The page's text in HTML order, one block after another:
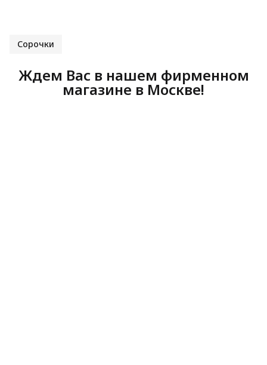
Сорочки
Ждем Вас в нашем фирменном
магазине в Москве!